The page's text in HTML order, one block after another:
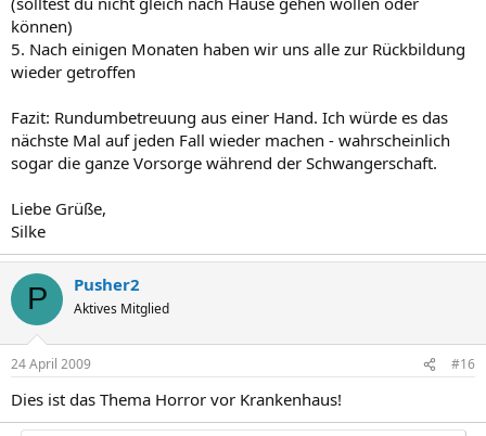
können)
5. Nach einigen Monaten haben wir uns alle zur Rückbildung
wieder getroffen
Fazit: Rundumbetreuung aus einer Hand. Ich würde es das
nächste Mal auf jeden Fall wieder machen - wahrscheinlich
sogar die ganze Vorsorge während der Schwangerschaft.
Liebe Grüße,
Silke
P Pusher2
Aktives Mitglied
24 April 2009 #16
Dies ist das Thema Horror vor Krankenhaus!